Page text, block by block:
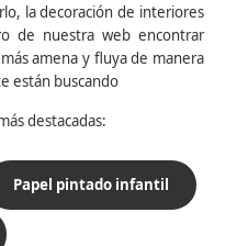
la decoración de interiores
de nuestra web encontrar
amena y fluya de manera
están buscando
destacadas:
Papel pintado infantil